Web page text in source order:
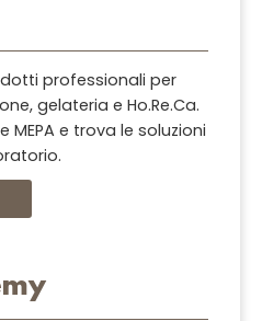
professionali per
gelateria e Ho.Re.Ca.
e trova le soluzioni